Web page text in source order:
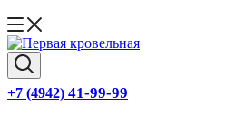
+7 (4942) 41-99-99